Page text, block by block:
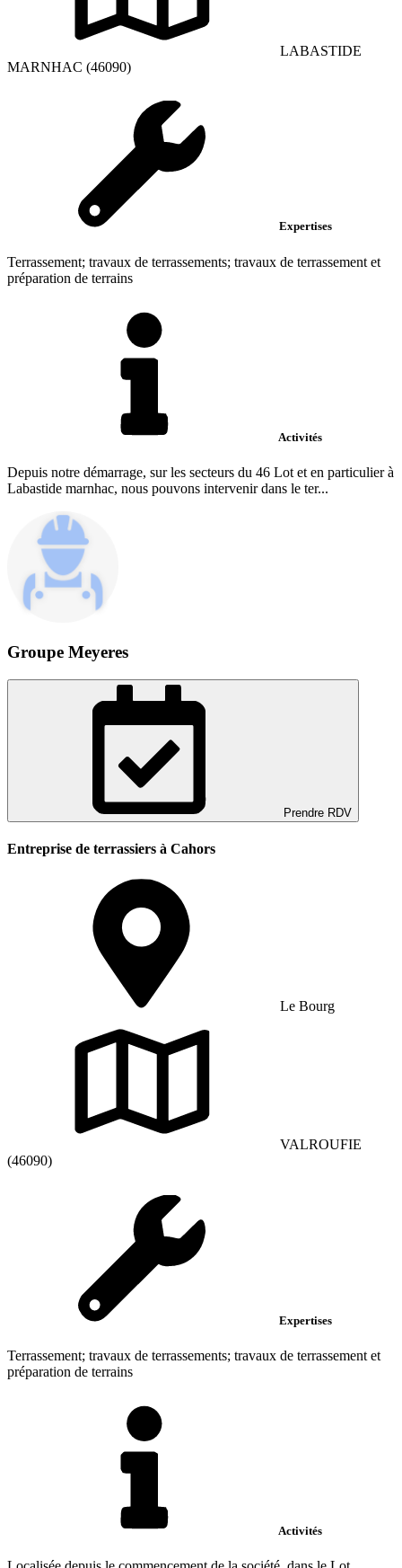
LABASTIDE
MARNHAC (46090)
Expertises
Terrassement; travaux de terrassements; travaux de terrassement et
préparation de terrains
Activités
Depuis notre démarrage, sur les secteurs du 46 Lot et en particulier à
Labastide marnhac, nous pouvons intervenir dans le ter...
Groupe Meyeres
Prendre RDV
Entreprise de terrassiers à Cahors
Le Bourg
VALROUFIE
(46090)
Expertises
Terrassement; travaux de terrassements; travaux de terrassement et
préparation de terrains
Activités